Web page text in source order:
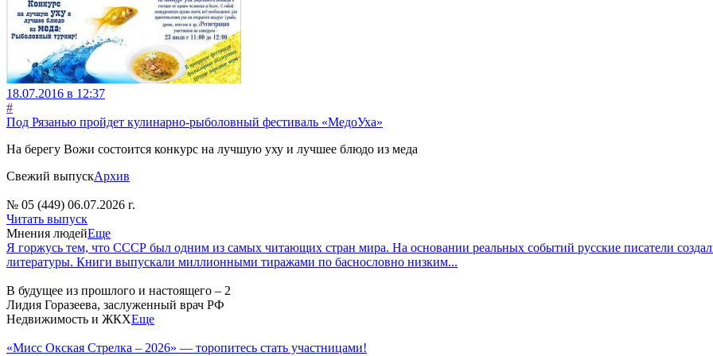
18.07.2016 в 12:37
#
Под Рязанью пройдет кулинарно-рыболовный фестиваль «МедоУха»
На берегу Вожи состоится конкурс на лучшую уху и лучшее блюдо из меда
Свежий выпускАрхив
№ 05 (449) 06.07.2026 г.
Читать выпуск
Мнения людейЕще
Я горжусь тем, что СССР был одним из самых читающих стран мира. На основании реальных событий русские писатели
литературы. Книги выпускали миллионными тиражами по баснословно низким...
В будущее из прошлого и настоящего – 2
Лидия Горазеева, заслуженный врач РФ
Недвижимость и ЖКХЕще
«Мисс Окская Стрелка – 2026» — торопитесь стать участницами!